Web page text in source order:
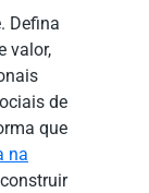
Defina
valor,
de
que
na